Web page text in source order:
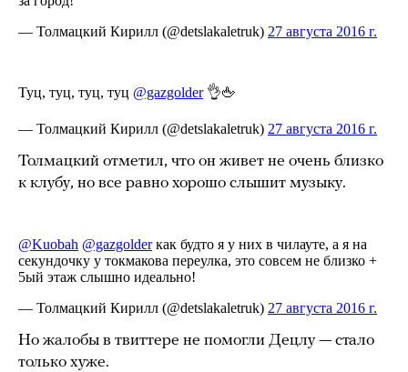
Толмацкий отметил, что он живет не очень близко
к клубу, но все равно хорошо слышит музыку.
Но жалобы в твиттере не помогли Децлу — стало
только хуже.